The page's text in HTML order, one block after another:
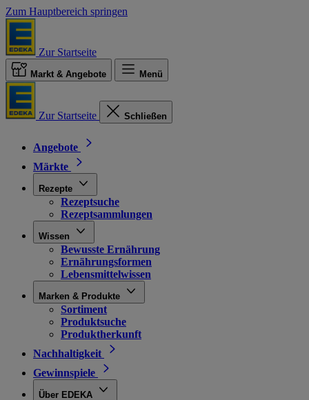
Zum Hauptbereich springen
Zur Startseite
Markt & Angebote Menü
Zur Startseite Schließen
Angebote
Märkte
Rezepte
Rezeptsuche
Rezeptsammlungen
Wissen
Bewusste Ernährung
Ernährungsformen
Lebensmittelwissen
Marken & Produkte
Sortiment
Produktsuche
Produktherkunft
Nachhaltigkeit
Gewinnspiele
Über EDEKA